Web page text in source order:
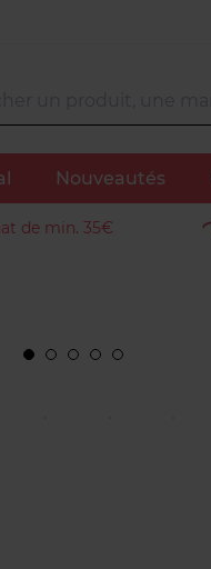
Nouveautés
de min. 35€